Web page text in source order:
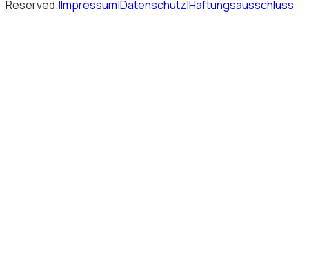
Reserved.|Impressum|Datenschutz|Haftungsausschluss